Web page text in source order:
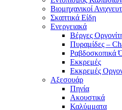
Βιομηχανικοί
Σκαπτικά Είδη
Ενεργειακά
Βέργες
Πυραμίδες –
Ραβδοσκοπικά
Εκκρεμές
Εκκρεμές
Αξεσουάρ
Πηνία
Ακουστικά
Καλύμματα